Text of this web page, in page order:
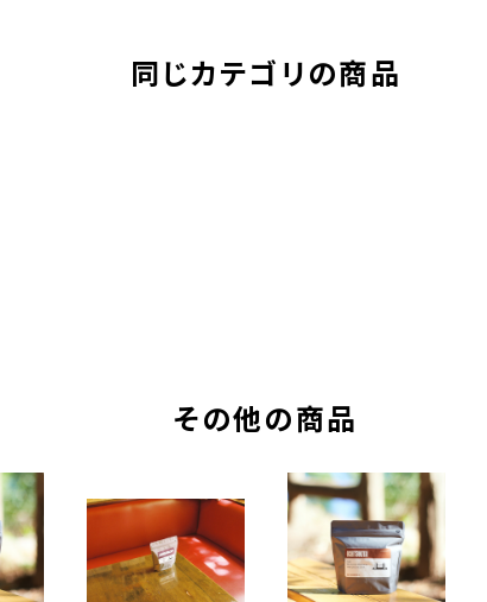
同じカテゴリの商品
その他の商品